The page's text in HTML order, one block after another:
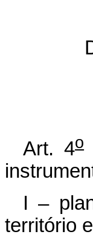
Art. 4o
I –
território